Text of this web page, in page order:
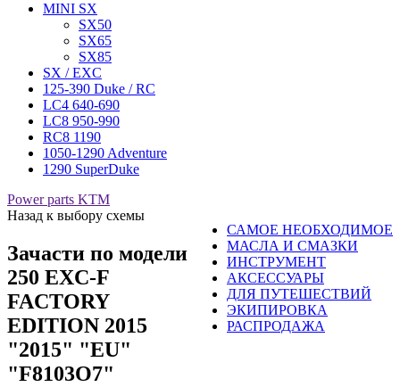
MINI SX
SX50
SX65
SX85
SX / EXC
125-390 Duke / RC
LC4 640-690
LC8 950-990
RC8 1190
1050-1290 Adventure
1290 SuperDuke
Power parts KTM
САМОЕ НЕОБХОДИМОЕ
МАСЛА И СМАЗКИ
ИНСТРУМЕНТ
АКСЕССУАРЫ
ДЛЯ ПУТЕШЕСТВИЙ
ЭКИПИРОВКА
РАСПРОДАЖА
Назад к выбору схемы
Зачасти по модели
250 EXC-F
FACTORY
EDITION 2015
"2015" "EU"
"F8103O7"